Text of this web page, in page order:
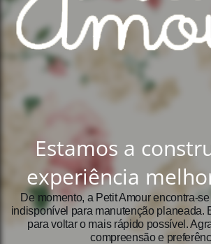
Estamos a
experiência
De momento, a Petit Amour
indisponível para manutenção planeada.
para voltar o mais rápido possível.
compreensão e